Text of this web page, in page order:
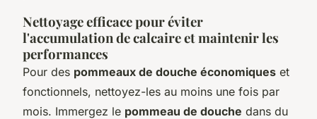
Nettoyage efficace pour éviter
l'accumulation de calcaire et maintenir les
performances
Pour des pommeaux de douche économiques et
fonctionnels, nettoyez-les au moins une fois par
mois. Immergez le pommeau de douche dans du